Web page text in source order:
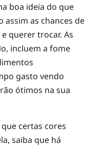
boa ideia do que
as chances de
querer trocar. As
incluem a fome
gasto vendo
ótimos na sua
certas cores
saiba que há